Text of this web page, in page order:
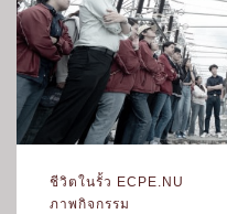
ชีวิตในรั้ว ECPE.NU
ภาพกิจกรรม